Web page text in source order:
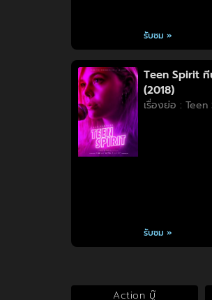
รับชม »
Teen Spirit
(2018)
เรื่องย่อ :
รับชม »
Action บู๊